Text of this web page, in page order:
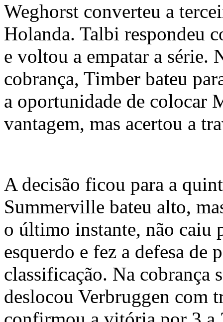
Weghorst converteu a
Holanda. Talbi respondeu
e voltou a empatar a série.
cobrança, Timber bateu
a oportunidade de colocar
vantagem, mas acertou a
A decisão ficou para a
Summerville bateu alto,
o último instante, não caiu
esquerdo e fez a defesa de
classificação. Na cobrança
deslocou Verbruggen com